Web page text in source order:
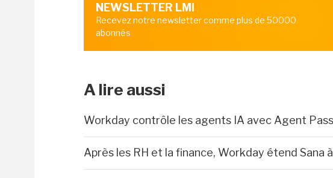
NEWSLETTER LMI
Recevez notre newsletter comme plus de 50000
abonnés
A lire aussi
Workday contrôle les agents IA avec Agent
Après les RH et la finance, Workday étend Sana